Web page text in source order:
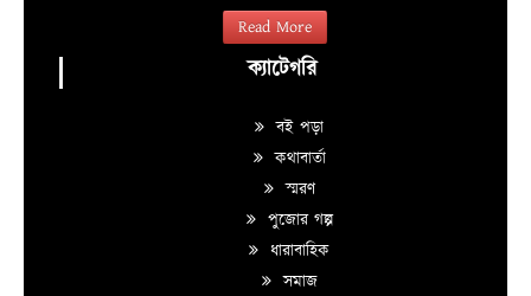
Read More
ক্যাটেগরি
বই পড়া
কথাবার্তা
স্মরণ
পুজোর গল্প
ধারাবাহিক
সমাজ